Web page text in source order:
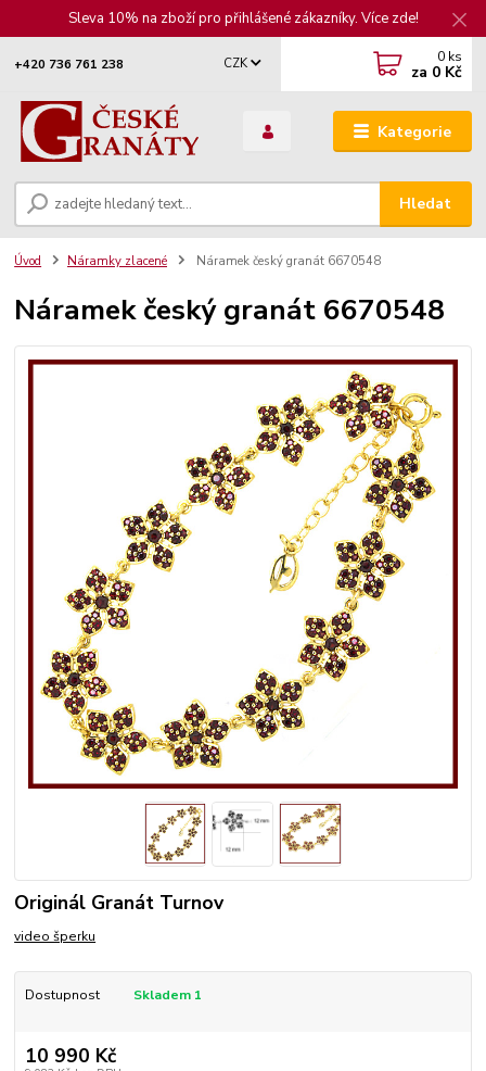
Sleva 10% na zboží pro přihlášené zákazníky. Více zde!
Kategorie
CZK
Hledat
+420 736 761 238 0 ks
za 0 Kč
Úvod Náramky zlacené Náramek český granát 6670548
Náramek český granát 6670548
Originál Granát Turnov
video šperku
Dostupnost Skladem 1
10 990 Kč